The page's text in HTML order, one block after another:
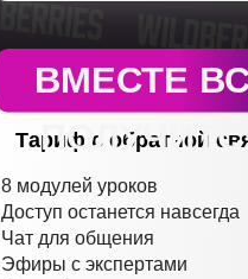
Тариф с обратной
8 модулей уроков
Доступ останется навсегда
Чат для общения
Эфиры с экспертами
ВМЕСТЕ